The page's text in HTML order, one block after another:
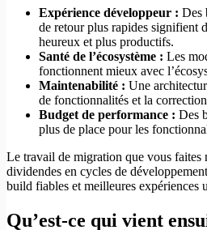
Expérience développeur : Des
de retour plus rapides signifient
heureux et plus productifs.
Santé de l’écosystème : Les
fonctionnent mieux avec
Maintenabilité : Une
de fonctionnalités et la
Budget de performance : Des
plus de place pour les
Le travail de migration que vous faites
dividendes en cycles de
build fiables et meilleures expériences
Qu’est-ce qui vient